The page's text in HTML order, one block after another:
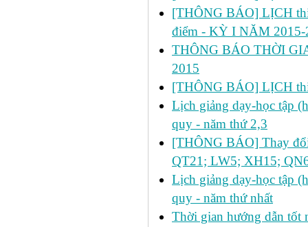
[THÔNG BÁO] LỊCH
điểm - KỲ I NĂM 2015-
THÔNG BÁO THỜI
2015
[THÔNG BÁO] LỊCH
Lịch giảng dạy-học tập
quy - năm thứ 2,3
[THÔNG BÁO] Thay
QT21; LW5; XH15;
Lịch giảng dạy-học tập
quy - năm thứ nhất
Thời gian hướng dẫn tốt